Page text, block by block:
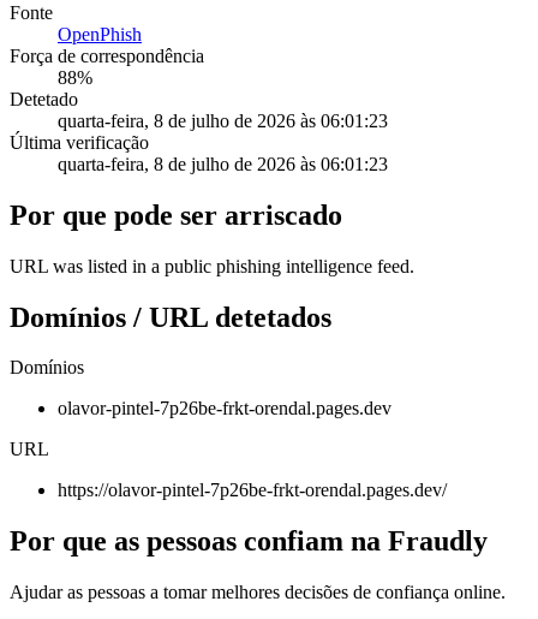
Fonte
OpenPhish
Força de correspondência
88%
Detetado
quarta-feira, 8 de julho de 2026 às 06:01:23
Última verificação
quarta-feira, 8 de julho de 2026 às 06:01:23
Por que pode ser arriscado
URL was listed in a public phishing intelligence feed.
Domínios / URL detetados
Domínios
olavor-pintel-7p26be-frkt-orendal.pages.dev
URL
https://olavor-pintel-7p26be-frkt-orendal.pages.dev/
Por que as pessoas confiam na Fraudly
Ajudar as pessoas a tomar melhores decisões de confiança online.